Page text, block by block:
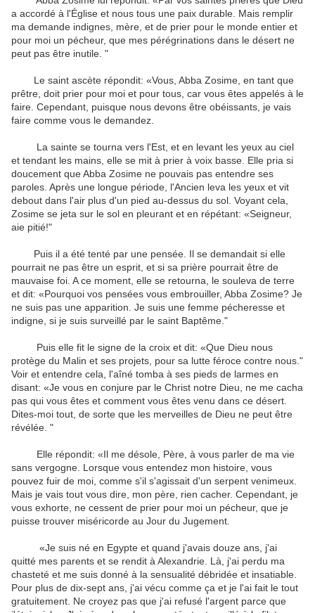
a accordé à l'Église et nous tous une paix durable. Mais remplir
ma demande indignes, mère, et de prier pour le monde entier et
pour moi un pécheur, que mes pérégrinations dans le désert ne
peut pas être inutile. "
Le saint ascète répondit: «Vous, Abba Zosime, en tant que
prêtre, doit prier pour moi et pour tous, car vous êtes appelés à le
faire. Cependant, puisque nous devons être obéissants, je vais
faire comme vous le demandez.
La sainte se tourna vers l'Est, et en levant les yeux au ciel
et tendant les mains, elle se mit à prier à voix basse. Elle pria si
doucement que Abba Zosime ne pouvais pas entendre ses
paroles. Après une longue période, l'Ancien leva les yeux et vit
debout dans l'air plus d'un pied au-dessus du sol. Voyant cela,
Zosime se jeta sur le sol en pleurant et en répétant: «Seigneur,
aie pitié!"
Puis il a été tenté par une pensée. Il se demandait si elle
pourrait ne pas être un esprit, et si sa prière pourrait être de
mauvaise foi. A ce moment, elle se retourna, le souleva de terre
et dit: «Pourquoi vos pensées vous embrouiller, Abba Zosime? Je
ne suis pas une apparition. Je suis une femme pécheresse et
indigne, si je suis surveillé par le saint Baptême."
Puis elle fit le signe de la croix et dit: «Que Dieu nous
protège du Malin et ses projets, pour sa lutte féroce contre nous."
Voir et entendre cela, l'aîné tomba à ses pieds de larmes en
disant: «Je vous en conjure par le Christ notre Dieu, ne me cacha
pas qui vous êtes et comment vous êtes venu dans ce désert.
Dites-moi tout, de sorte que les merveilles de Dieu ne peut être
révélée. "
Elle répondit: «Il me désole, Père, à vous parler de ma vie
sans vergogne. Lorsque vous entendez mon histoire, vous
pouvez fuir de moi, comme s'il s'agissait d'un serpent venimeux.
Mais je vais tout vous dire, mon père, rien cacher. Cependant, je
vous exhorte, ne cessent de prier pour moi un pécheur, que je
puisse trouver miséricorde au Jour du Jugement.
«Je suis né en Egypte et quand j'avais douze ans, j'ai
quitté mes parents et se rendit à Alexandrie. Là, j'ai perdu ma
chasteté et me suis donné à la sensualité débridée et insatiable.
Pour plus de dix-sept ans, j'ai vécu comme ça et je l'ai fait le tout
gratuitement. Ne croyez pas que j'ai refusé l'argent parce que